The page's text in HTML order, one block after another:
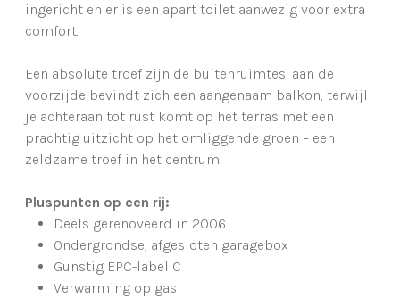
ingericht en er is een apart toilet aanwezig voor extra
comfort.
Een absolute troef zijn de buitenruimtes: aan de
voorzijde bevindt zich een aangenaam balkon, terwijl
je achteraan tot rust komt op het terras met een
prachtig uitzicht op het omliggende groen – een
zeldzame troef in het centrum!
Pluspunten op een rij:
Deels gerenoveerd in 2006
Ondergrondse, afgesloten garagebox
Gunstig EPC-label C
Verwarming op gas